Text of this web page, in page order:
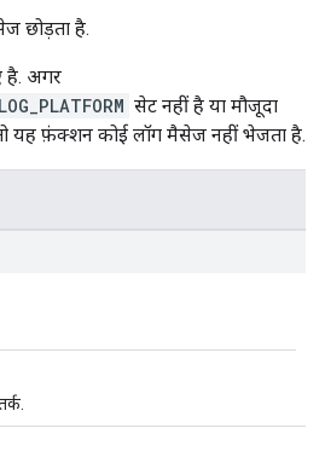
छोड़ता है.
है. अगर
सेट नहीं है या मौजूदा
यह फ़ंक्शन कोई लॉग मैसेज नहीं भेजता है.